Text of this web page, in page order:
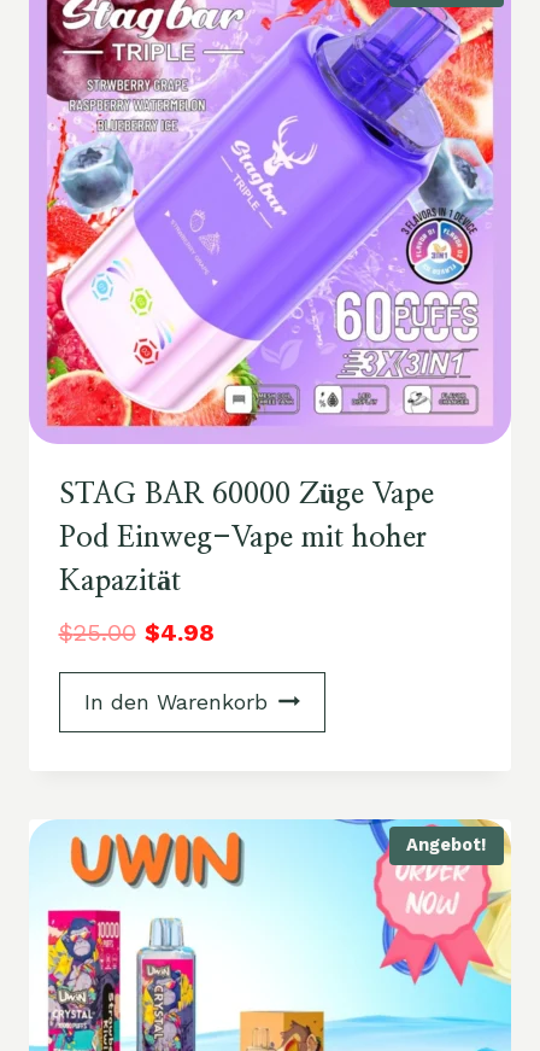
STAG BAR 60000 Züge Vape
Pod Einweg-Vape mit hoher
Kapazität
$25.00 $4.98
In den Warenkorb
Angebot!